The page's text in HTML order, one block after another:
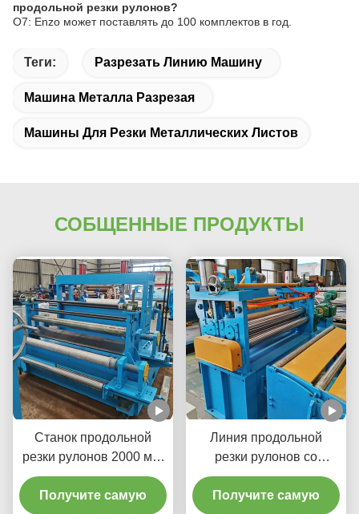
продольной резки рулонов?
О7: Enzo может поставлять до 100 комплектов в год.
Теги: Разрезать Линию Машину
Машина Металла Разрезая
Машины Для Резки Металлических Листов
СОБЩЕННЫЕ ПРОДУКТЫ
Станок продольной
резки рулонов 2000 мм,
380 В, 50 Гц, 3 фазы,
увеличение доступности
Получите самую
Линия продольной
резки рулонов со
скоростью 0-100 м/мин
для резки больших
Получите самую